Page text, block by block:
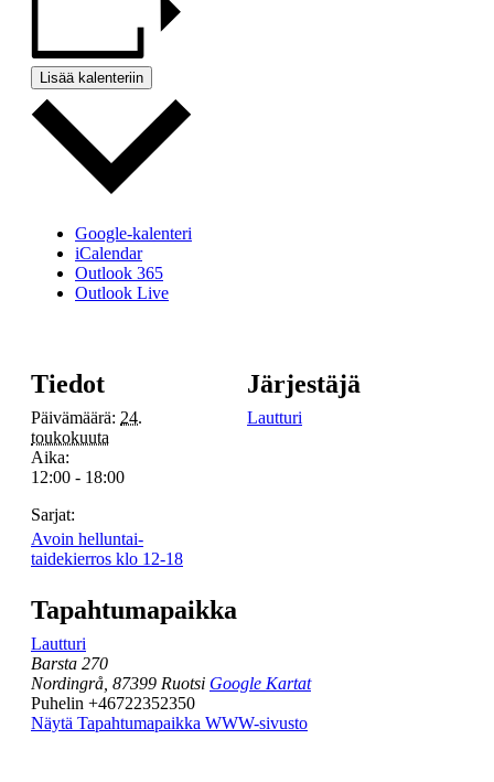
Lisää kalenteriin
Google-kalenteri
iCalendar
Outlook 365
Outlook Live
Tiedot
Päivämäärä: 24.
toukokuuta
Aika:
12:00 - 18:00
Sarjat:
Avoin helluntai-
taidekierros klo 12-18
Tapahtumapaikka
Lautturi
Barsta 270
Nordingrå 87399 Ruotsi Google Kartat
Puhelin +46722352350
Näytä Tapahtumapaikka WWW-sivusto
Järjestäjä
Lautturi